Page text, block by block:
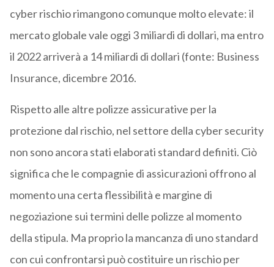
cyber rischio rimangono comunque molto elevate: il
mercato globale vale oggi 3 miliardi di dollari, ma entro
il 2022 arriverà a 14 miliardi di dollari (fonte: Business
Insurance, dicembre 2016.
Rispetto alle altre polizze assicurative per la
protezione dal rischio, nel settore della cyber security
non sono ancora stati elaborati standard definiti. Ciò
significa che le compagnie di assicurazioni offrono al
momento una certa flessibilità e margine di
negoziazione sui termini delle polizze al momento
della stipula. Ma proprio la mancanza di uno standard
con cui confrontarsi può costituire un rischio per